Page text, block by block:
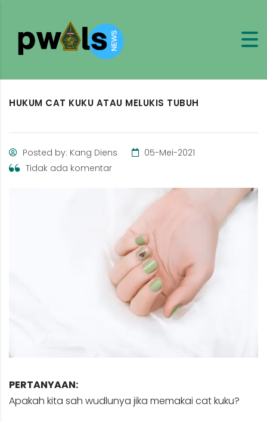
HUKUM CAT KUKU ATAU MELUKIS TUBUH
Posted by: Kang Diens
05-Mei-2021
Tidak ada komentar
PERTANYAAN:
Apakah kita sah wudlunya jika memakai cat kuku?